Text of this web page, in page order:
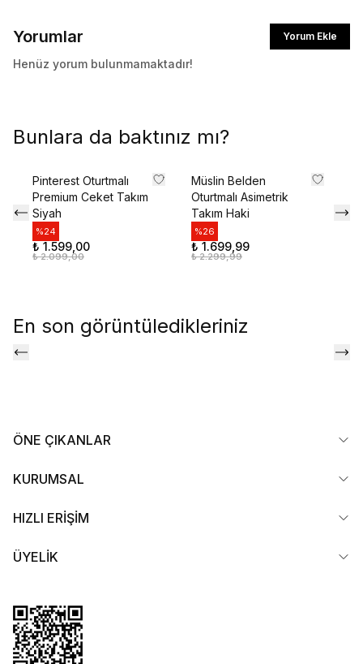
Yorumlar Yorum Ekle
Henüz yorum bulunmamaktadır!
Bunlara da baktınız mı?
Pinterest Oturtmalı
Premium Ceket Takım
Siyah
%24
₺ 1.599,00
₺ 2.099,00
Müslin Belden
Oturtmalı Asimetrik
Takım Haki
%26
₺ 1.699,99
₺ 2.299,99
En son görüntüledikleriniz
ÖNE ÇIKANLAR
KURUMSAL
HIZLI ERİŞİM
ÜYELİK
size özel teklifler için kaydolun.
E-posta adresinizi girerek pazarlama ve tanıtım ile ilgili iletişim almayı kabul edersiniz ve